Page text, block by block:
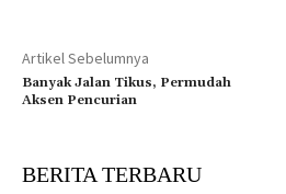
Artikel Sebelumnya
Banyak Jalan Tikus, Permudah
Aksen Pencurian
BERITA TERBARU